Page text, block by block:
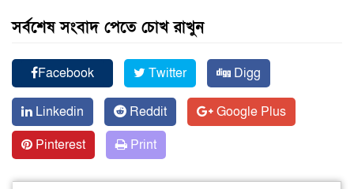
সর্বশেষ সংবাদ পেতে চোখ রাখুন
Facebook Twitter Digg
Linkedin Reddit
Google Plus
Pinterest
Print